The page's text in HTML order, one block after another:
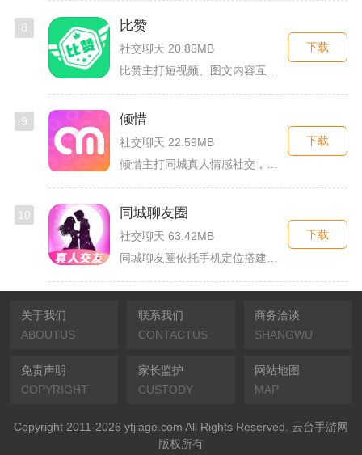
8 比赞
社交聊天 20.85MB
下载
9 倾惜
社交聊天 22.59MB
下载
10 同城聊友圈
社交聊天 63.42MB
下载
关于我们
ABOUTUS
联系我们
CONTACTUS
商务洽谈
SHANGWU
免责声明
COPYRIGHT
家长监护
CUSTODY
网站地图
MAP
Copyright 2011-2026 ytjiage.com All Rights Reserved. 云台手游网
版权所有